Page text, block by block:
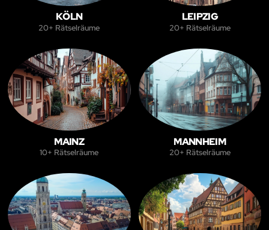
KÖLN
20+ Rätselräume
LEIPZIG
20+ Rätselräume
MAINZ
10+ Rätselräume
MANNHEIM
20+ Rätselräume